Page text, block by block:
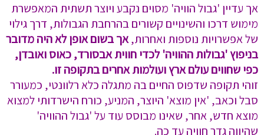
אך עדיין 'גבול הוויה' מסוים נקבע ויוצר תשתית המאפשרת
מימוש דרכו והשינויים קשורים בהרחבת הגבולות, דרך גילוי
של אפשרויות נוספות ואחרות,אך בשום אופן לא היה מדובר
בניפוץ 'גבולות ההוויה' לכדי חווית אבסורד, כאוס ואובדן,
כפי שחווים עולם ארץ ועולמות אחרים בתקופה זו.
זוהי תקופה שדפוס החיים בה מתגלה כלא רלוונטי, כמעורר
סבל וכאב, 'אין מוצא' היוצר, המניע, כורח הישרדותי למצוא
מוצא חדש, אחר, שאינו מבוסס עוד על 'גבול ההוויה'
שהיווה גדר חוויה עד כה.